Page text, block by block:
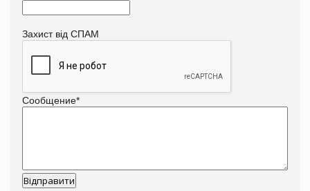
Захист від СПАМ
Сообщение*